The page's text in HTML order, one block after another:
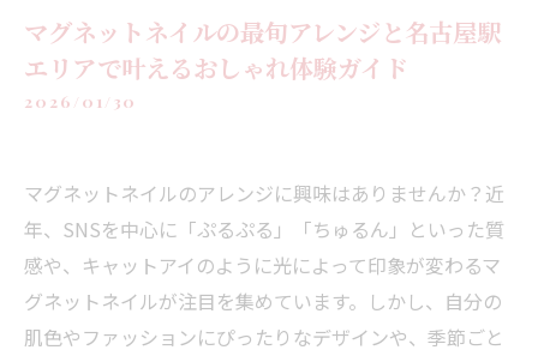
マグネットネイルの最旬アレンジと名古屋駅
エリアで叶えるおしゃれ体験ガイド
2026/01/30
マグネットネイルのアレンジに興味はありませんか？近
年、SNSを中心に「ぷるぷる」「ちゅるん」といった質
感や、キャットアイのように光によって印象が変わるマ
グネットネイルが注目を集めています。しかし、自分の
肌色やファッションにぴったりなデザインや、季節ごと